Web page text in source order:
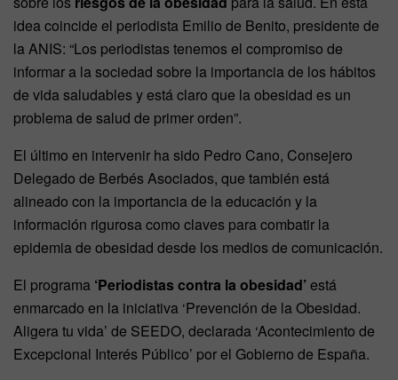
idea coincide el periodista Emilio de Benito, presidente de
la ANIS: “Los periodistas tenemos el compromiso de
informar a la sociedad sobre la importancia de los hábitos
de vida saludables y está claro que la obesidad es un
problema de salud de primer orden”.
El último en intervenir ha sido Pedro Cano, Consejero
Delegado de Berbés Asociados, que también está
alineado con la importancia de la educación y la
información rigurosa como claves para combatir la
epidemia de obesidad desde los medios de comunicación.
El programa ‘Periodistas contra la obesidad’ está
enmarcado en la iniciativa ‘Prevención de la Obesidad.
Aligera tu vida’ de SEEDO, declarada ‘Acontecimiento de
Excepcional Interés Público’ por el Gobierno de España.